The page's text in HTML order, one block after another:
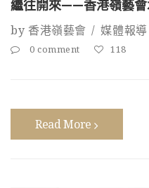
繼往開來——香港嶺藝會
by 香港嶺藝會 媒體報導
0 comment 118
Read More